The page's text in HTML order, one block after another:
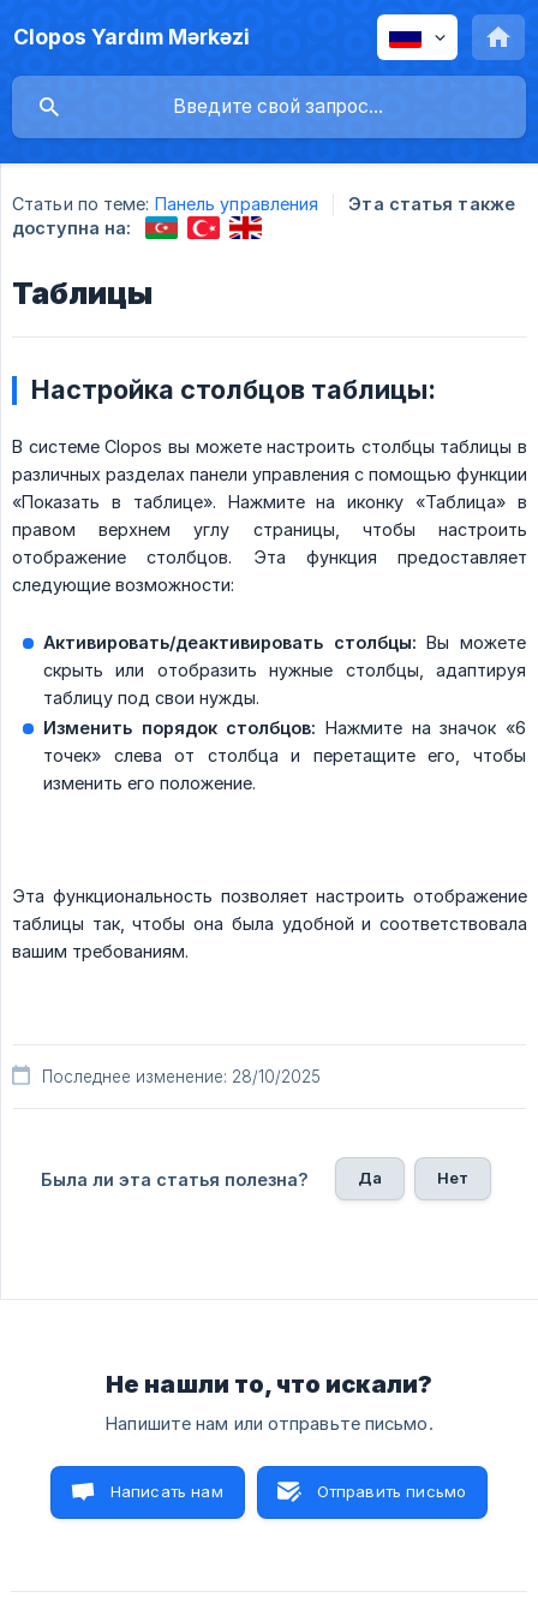
Clopos Yardım Mərkəzi
Статьи по теме: Панель управления
Эта статья также
доступна на:
Таблицы
Настройка столбцов таблицы:
В системе Clopos вы можете настроить столбцы таблицы в
различных разделах панели управления с помощью функции
«Показать в таблице». Нажмите на иконку «Таблица» в
правом верхнем углу страницы, чтобы настроить
отображение столбцов. Эта функция предоставляет
следующие возможности:
Активировать/деактивировать столбцы: Вы можете
скрыть или отобразить нужные столбцы, адаптируя
таблицу под свои нужды.
Изменить порядок столбцов: Нажмите на значок «6
точек» слева от столбца и перетащите его, чтобы
изменить его положение.
Эта функциональность позволяет настроить отображение
таблицы так, чтобы она была удобной и соответствовала
вашим требованиям.
Последнее изменение: 28/10/2025
Была ли эта статья полезна? Да Нет
Не нашли то, что искали?
Напишите нам или отправьте письмо.
Написать нам Отправить письмо